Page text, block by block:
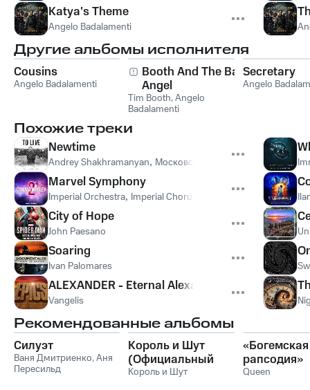
Katya's Theme
Angelo Badalamenti
Другие альбомы исполнителя
Cousins
Angelo Badalamenti
Booth And The Bad
Angel
Tim Booth,Angelo
Badalamenti
Secretary
Angelo
Похожие треки
Newtime
Andrey Shakhramanyan, Московский симфонический
Marvel Symphony
Imperial Orchestra, Imperial Chorus
City of Hope
John Paesano
Soaring
Ivan Palomares
ALEXANDER - Eternal Alexander
Vangelis
Рекомендованные альбомы
Силуэт
Ваня Дмитриенко,Аня
Пересильд
Король и Шут
(Официальный
саундтрек), Часть
Король и Шут
«Богемская
рапсодия»
Queen